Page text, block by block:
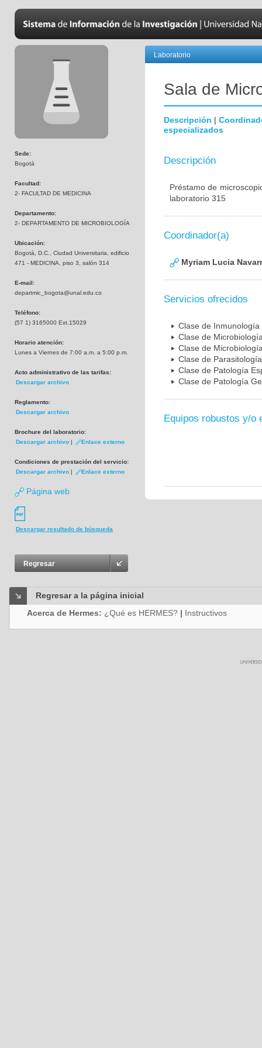
Sede:
Bogotá
Facultad:
2- FACULTAD DE MEDICINA
Departamento:
2- DEPARTAMENTO DE MICROBIOLOGÍA
Ubicación:
Bogotá, D.C., Ciudad Universitaria, edificio
471 - MEDICINA, piso 3, salón 314
E-mail:
departmic_bogota@unal.edu.co
Teléfono:
(57 1) 3165000 Ext.15029
Horario atención:
Lunes a Viernes de 7:00 a.m. a 5:00 p.m.
Acto administrativo de las tarifas:
Descargar archivo
Reglamento:
Descargar archivo
Brochure del laboratorio:
Descargar archivo | Enlace externo
Condiciones de prestación del servicio:
Descargar archivo | Enlace externo
Página web
Descargar resultado de búsqueda
Regresar
Laboratorio
Sala de
Descripción |
especializados
Descripción
Préstamo de
laboratorio 315
Coordinador(a)
Myriam Lucia
Servicios ofrecidos
Clase de Inmunología
Clase de
Clase de
Clase de Parasitología
Clase de Patología
Clase de Patología
Equipos robustos y/o
Regresar a la página inicial
Acerca de Hermes: ¿Qué es HERMES? | Instructivos